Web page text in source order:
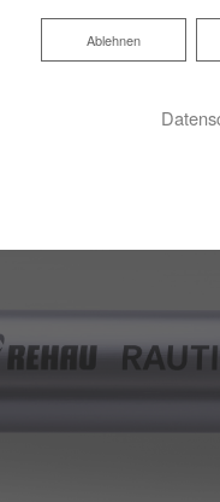
Ablehnen
Ablehnen